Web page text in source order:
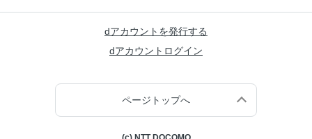
dアカウントを発行する
dアカウントログイン
ページトップへ